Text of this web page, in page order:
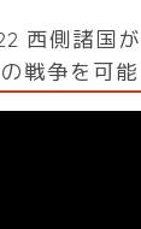
西側諸国
戦争を可